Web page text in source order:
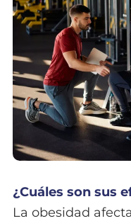
¿Cuáles son sus
La obesidad